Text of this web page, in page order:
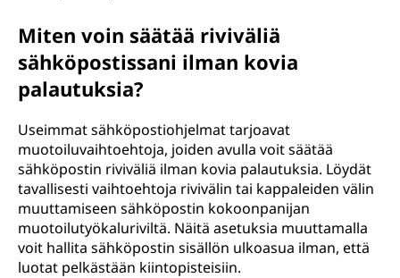
Miten voin säätää riviväliä
sähköpostissani ilman kovia
palautuksia?
Useimmat sähköpostiohjelmat tarjoavat
muotoiluvaihtoehtoja, joiden avulla voit säätää
sähköpostin riviväliä ilman kovia palautuksia. Löydät
tavallisesti vaihtoehtoja rivivälin tai kappaleiden välin
muuttamiseen sähköpostin kokoonpanijan
muotoilutyökaluriviltä. Näitä asetuksia muuttamalla
voit hallita sähköpostin sisällön ulkoasua ilman, että
luotat pelkästään kiintopisteisiin.